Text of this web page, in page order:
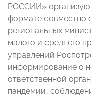
РОССИИ»
формате совместно
региональных
малого и среднего
управлений
информирование о
ответственной
пандемии,